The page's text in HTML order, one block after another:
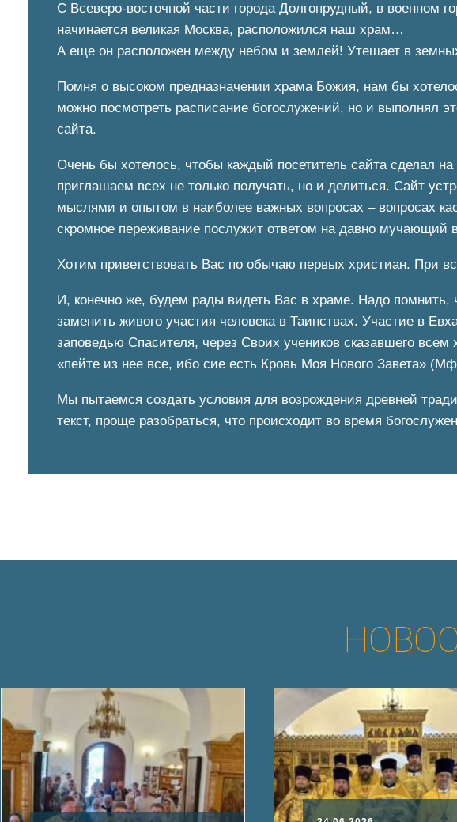
С Всеверо-восточной части города Долгопрудный, в военном
начинается великая Москва, расположился наш храм…
А еще он расположен между небом и землей! Утешает в
Помня о высоком предназначении храма Божия, нам бы
можно посмотреть расписание богослужений, но и выполнял
сайта.
Очень бы хотелось, чтобы каждый посетитель сайта сделал
приглашаем всех не только получать, но и делиться. Сайт
мыслями и опытом в наиболее важных вопросах – вопросах
скромное переживание послужит ответом на давно мучающий
Хотим приветствовать Вас по обычаю первых христиан. При
И, конечно же, будем рады видеть Вас в храме. Надо помнить,
заменить живого участия человека в Таинствах. Участие в
заповедью Спасителя, через Своих учеников сказавшего
«пейте из нее все, ибо сие есть Кровь Моя Нового Завета»
Мы пытаемся создать условия для возрождения древней
текст, проще разобраться, что происходит во время